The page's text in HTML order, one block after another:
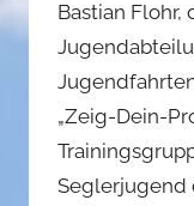
Bastian
„Zeig-Dein-
Seglerjugend